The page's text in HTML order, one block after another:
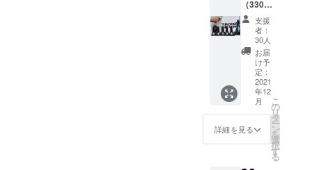
ンザド
ア合同
会社が
行いま
す。
ルに合
うおつ
まみ
セット
（限定
20セッ
ト） ＊
酒類の
販売等
共同起
案者で
た。）
○酒類の
販売等
につい
ては、
共同起
案者で
酒造免
許を保
有して
THA
DOOR
ル6本
セット
を郵送
にてお
送りい
たしま
す。発
送は、
12月20
日以降
の発送
となり
セット
を郵送
にてお
送りい
たしま
す。発
送は、
12月20
日以降
の発送
となり
ます。
（330m
l) 6本
セッ
ト！！
」限定
30 Set
おうち
でゆっ
くり
ビール
を楽し
みたい
方や贈
支援
者：
30人
お届
け予
定：
2021
年12
月
詳細を見る
こ
の
リ
タ
ー
ン
を
選
択
す
る